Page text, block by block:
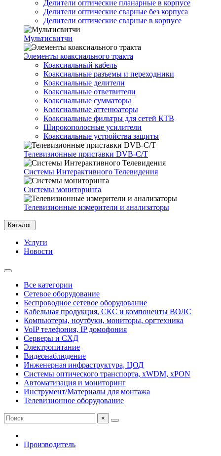
Делители оптические планарные в корпусе
Делители оптические сварные без корпуса
Делители оптические сварные в корпусе
Мультисвитчи
Элементы коаксиального тракта
Коаксиальный кабель
Коаксиальные разъемы и переходники
Коаксиальные делители
Коаксиальные ответвители
Коаксиальные сумматоры
Коаксиальные аттенюаторы
Коаксиальные фильтры для сетей КТВ
Широкополосные усилители
Коаксиальные устройства защиты
Телевизионные приставки DVB-C/T
Системы Интерактивного Телевидения
Системы мониторинга
Телевизионные измерители и анализаторы
Каталог
Услуги
Новости
Все категории
Сетевое оборудование
Беспроводное сетевое оборудование
Кабельная продукция, СКС и компоненты ВОЛС
Компьютеры, ноутбуки, мониторы, оргтехника
VoIP телефония, IP домофония
Серверы и СХД
Электропитание
Видеонаблюдение
Инженерная инфраструктура, ЦОД
Системы оптического транспорта, xWDM, xPON
Автоматизация и мониторинг
Инструмент/Материалы для монтажа
Телевизионное оборудование
×
Производитель